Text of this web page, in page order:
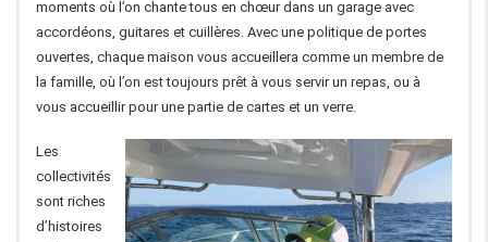
moments où l’on chante tous en chœur dans un garage avec
accordéons, guitares et cuillères. Avec une politique de portes
ouvertes, chaque maison vous accueillera comme un membre de
la famille, où l’on est toujours prêt à vous servir un repas, ou à
vous accueillir pour une partie de cartes et un verre.
Les
collectivités
sont riches
d’histoires